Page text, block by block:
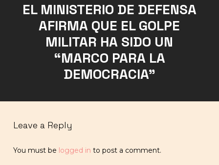
EL MINISTERIO DE DEFENSA
AFIRMA QUE EL GOLPE
MILITAR HA SIDO UN
“MARCO PARA LA
DEMOCRACIA”
Leave a Reply
You must be logged in to post a comment.